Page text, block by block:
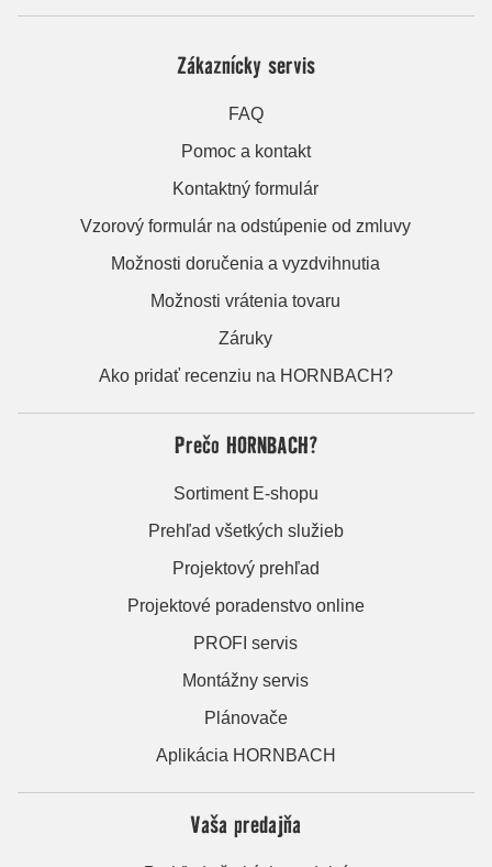
Zákaznícky servis
FAQ
Pomoc a kontakt
Kontaktný formulár
Vzorový formulár na odstúpenie od zmluvy
Možnosti doručenia a vyzdvihnutia
Možnosti vrátenia tovaru
Záruky
Ako pridať recenziu na HORNBACH?
Prečo HORNBACH?
Sortiment E-shopu
Prehľad všetkých služieb
Projektový prehľad
Projektové poradenstvo online
PROFI servis
Montážny servis
Plánovače
Aplikácia HORNBACH
Vaša predajňa